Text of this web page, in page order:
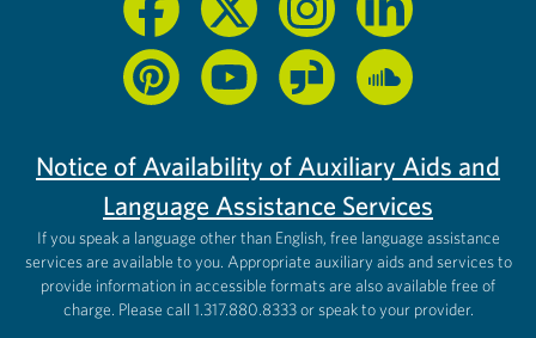
Notice of Availability of Auxiliary Aids and
Language Assistance Services
If you speak a language other than English, free language assistance
services are available to you. Appropriate auxiliary aids and services to
provide information in accessible formats are also available free of
charge. Please call 1.317.880.8333 or speak to your provider.